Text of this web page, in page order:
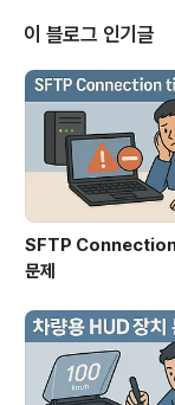
줍니다.(이 프로그램은
이 블로그 인기글
SFTP
문제